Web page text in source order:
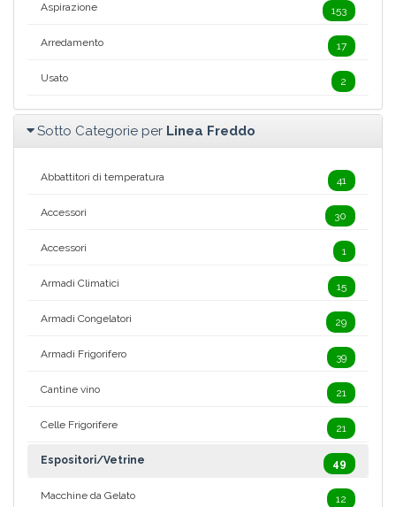
Aspirazione 153
Arredamento 17
Usato 2
Sotto Categorie per Linea Freddo
Abbattitori di temperatura 41
Accessori 30
Accessori 1
Armadi Climatici 15
Armadi Congelatori 29
Armadi Frigorifero 39
Cantine vino 21
Celle Frigorifere 21
Espositori/Vetrine 49
Macchine da Gelato 12